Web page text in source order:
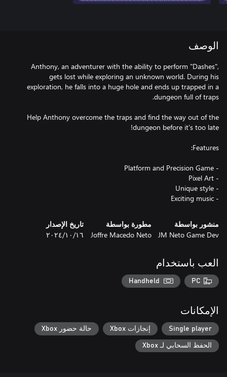
الوصف
Anthony, an adventurer with the ability to perform "Dashes",
gets lost while exploring an unknown world. During his
exploration, he falls into a huge hole and ends up trapped in a
Help Anthony overcome the traps and find the way out of the
- Exciting music
منشور بواسطة
JM Neto Game Dev
مطورة بواسطة
Joffre Macedo Neto
تاريخ الإصدار
١٦‏/١٠‏/٢٠٢٤
العب باستخدام
PC
Handheld
الإمكانات
Single player إنجازات Xbox حالة حضور Xbox
الحفظ السحابي لـ Xbox